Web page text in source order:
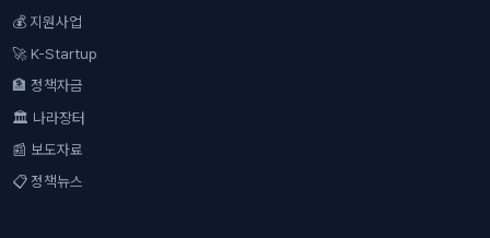
💰 지원사업
🚀 K-Startup
🏦 정책자금
🏛 나라장터
📰 보도자료
📋 정책뉴스